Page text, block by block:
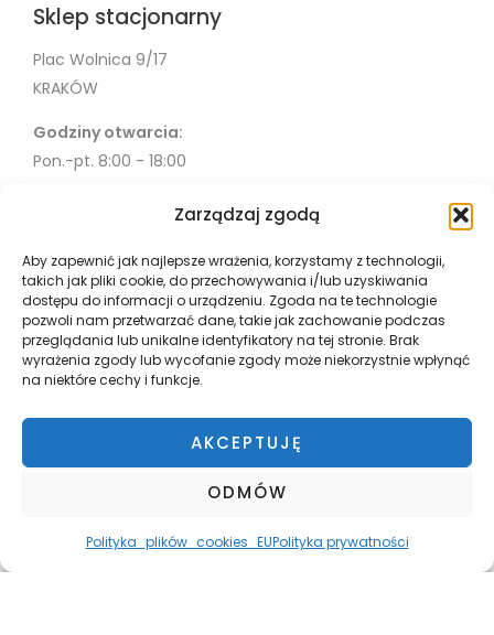
Zarządzaj zgodą
Aby zapewnić jak najlepsze wrażenia, korzystamy z technologii,
takich jak pliki cookie, do przechowywania i/lub uzyskiwania
dostępu do informacji o urządzeniu. Zgoda na te technologie
pozwoli nam przetwarzać dane, takie jak zachowanie podczas
przeglądania lub unikalne identyfikatory na tej stronie. Brak
wyrażenia zgody lub wycofanie zgody może niekorzystnie wpłynąć
na niektóre cechy i funkcje.
AKCEPTUJĘ
ODMÓW
Polityka_plików_cookies_EUPolityka prywatności
Sklep stacjonarny
Plac Wolnica 9/17
KRAKÓW
Godziny otwarcia:
Pon.-pt. 8:00 - 18:00
Misja
Współpraca
Polityka Prywatności
Płatnosci i wysyłka